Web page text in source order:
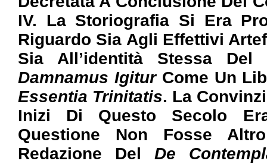
IV. La Storiografia Si Era
Riguardo Sia Agli Effettivi
Sia All’identità Stessa Del
Damnamus IgiturCome Un
Essentia Trinitatis. La
Inizi Di Questo Secolo
Questione Non Fosse
Redazione Del De